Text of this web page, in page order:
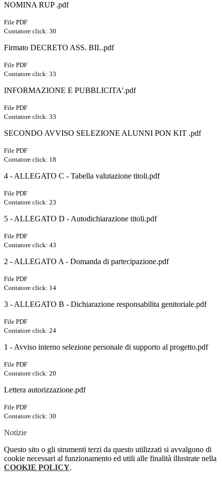
NOMINA RUP .pdf
File PDF
Contatore click: 30
Firmato DECRETO ASS. BIL.pdf
File PDF
Contatore click: 33
INFORMAZIONE E PUBBLICITA'.pdf
File PDF
Contatore click: 33
SECONDO AVVISO SELEZIONE ALUNNI PON KIT .pdf
File PDF
Contatore click: 18
4 - ALLEGATO C - Tabella valutazione titoli.pdf
File PDF
Contatore click: 23
5 - ALLEGATO D - Autodichiarazione titoli.pdf
File PDF
Contatore click: 43
2 - ALLEGATO A - Domanda di partecipazione.pdf
File PDF
Contatore click: 14
3 - ALLEGATO B - Dichiarazione responsabilita genitoriale.pdf
File PDF
Contatore click: 24
1 - Avviso interno selezione personale di supporto al progetto.pdf
File PDF
Contatore click: 20
Lettera autorizzazione.pdf
File PDF
Contatore click: 30
Notizie
Questo sito o gli strumenti terzi da questo utilizzati si avvalgono di
cookie necessari al funzionamento ed utili alle finalità illustrate nella
COOKIE POLICY.